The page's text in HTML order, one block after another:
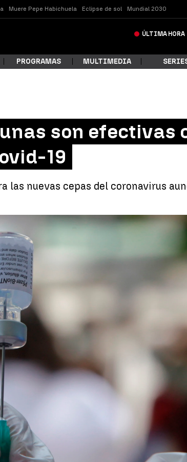
Muere Pepe Habichuela Eclipse de sol Mundial 2030
ÚLTIMA HORA
PROGRAMAS MULTIMEDIA
son efectivas
19
las nuevas cepas del coronavirus
asegura que las vacunas son efectivas contra "todas las
WhatsappFacebook
X
son eficaces contra
la tasa de
CoV-2.